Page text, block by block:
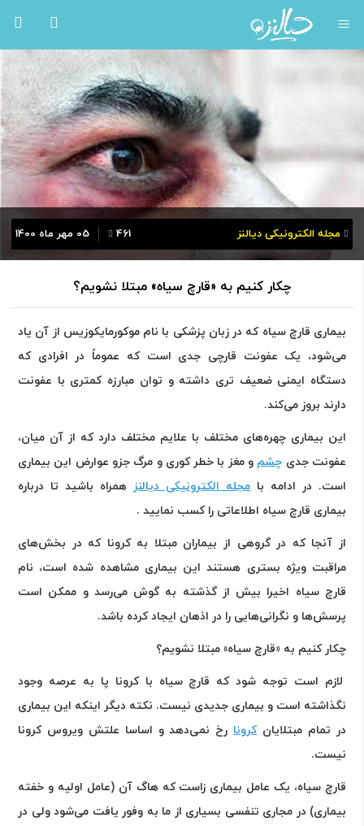
مجله الکترونیکی دیالنز 05 مهر ماه 1400 461
چکار کنیم به «قارچ سیاه» مبتلا نشویم؟
بیماری قارچ سیاه که در زبان پزشکی با نام موکورمایکوزیس از آن یاد
می‌شود، یک عفونت قارچی جدی است که عموماً در افرادی که
دستگاه ایمنی ضعیف تری داشته و توان مبارزه کمتری با عفونت
دارند بروز می‌کند.
این بیماری چهره‌های مختلف با علایم مختلف دارد که از آن میان،
عفونت جدیچشم و مغز با خطر کوری و مرگ جزو عوارض این بیماری
است. در ادامه با مجله الکترونیکی دیالنز همراه باشید تا درباره
بیماری قارچ سیاه اطلاعاتی را کسب نمایید .
از آنجا که در گروهی از بیماران مبتلا به کرونا که در بخش‌های
مراقبت ویژه بستری هستند این بیماری مشاهده شده است، نام
قارچ سیاه اخیرا بیش از گذشته به گوش می‌رسد و ممکن است
پرسش‌ها و نگرانی‌هایی را در اذهان ایجاد کرده باشد.
چکار کنیم به «قارچ سیاه» مبتلا نشویم؟
لازم است توجه شود که قارچ سیاه با کرونا پا به عرصه وجود
نگذاشته است و بیماری جدیدی نیست. نکته دیگر اینکه این بیماری
در تمام مبتلایانکرونارخ نمی‌دهد و اساسا علتش ویروس کرونا
نیست.
قارچ سیاه، یک عامل بیماری زاست که هاگ آن (عامل اولیه و خفته
بیماری) در مجاری تنفسی بسیاری از ما به وفور یافت می‌شود ولی در